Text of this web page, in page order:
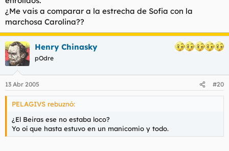
¿Me vais a comparar a la estrecha de Sofia con la
marchosa Carolina??
Henry Chinasky
pOdre
13 Abr 2005 #20
PELAGIVS rebuznó:
¿El Beiras ese no estaba loco?
Yo oí que hasta estuvo en un manicomio y todo.